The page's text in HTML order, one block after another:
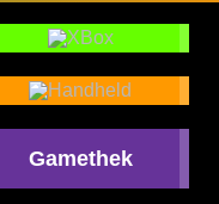
Gamethek